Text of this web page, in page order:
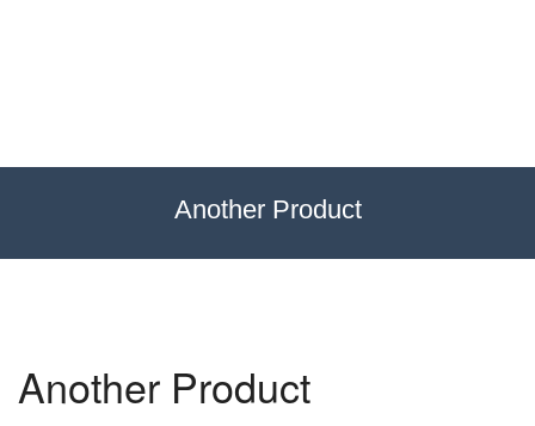
Signs
Contact
Another Product
Another Product